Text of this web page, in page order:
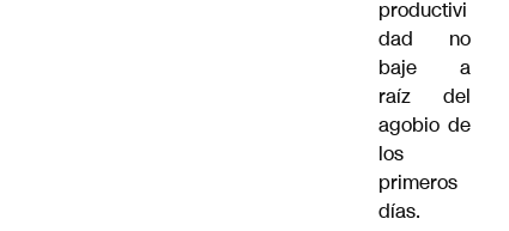
productivi
dad no
baje a
raíz del
agobio de
los
primeros
días.